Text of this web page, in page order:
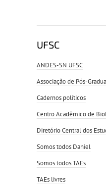
UFSC
ANDES-SN UFSC
Associação de Pós-
Cadernos políticos
Centro Acadêmico de
Diretório Central dos
Somos todos Daniel
Somos todos TAEs
TAEs livres